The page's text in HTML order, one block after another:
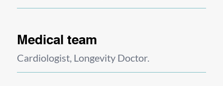
Medical team
Cardiologist, Longevity Doctor.